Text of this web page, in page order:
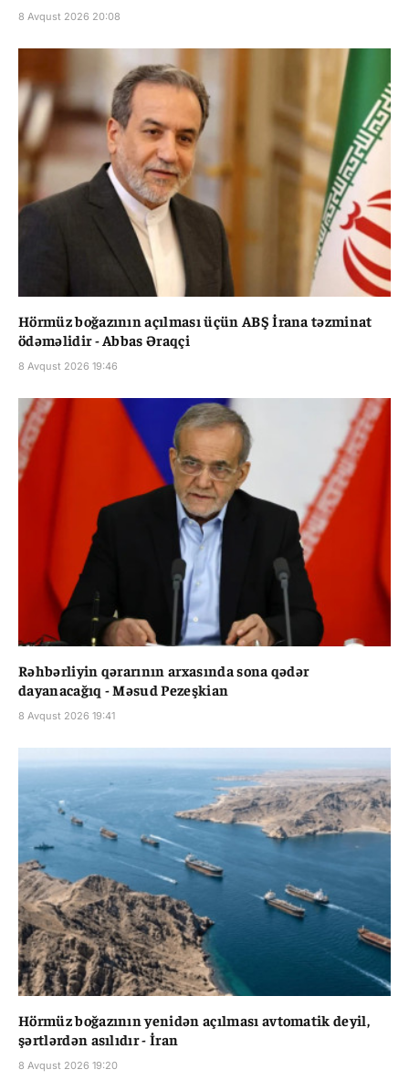
8 Avqust 2026 20:08
Hörmüz boğazının açılması üçün ABŞ İrana təzminat
ödəməlidir - Abbas Əraqçi
8 Avqust 2026 19:46
Rəhbərliyin qərarının arxasında sona qədər
dayanacağıq - Məsud Pezeşkian
8 Avqust 2026 19:41
Hörmüz boğazının yenidən açılması avtomatik deyil,
şərtlərdən asılıdır - İran
8 Avqust 2026 19:20